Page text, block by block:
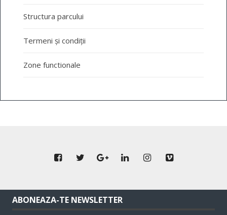
Structura parcului
Termeni și condiții
Zone functionale
ABONEAZA-TE NEWSLETTER